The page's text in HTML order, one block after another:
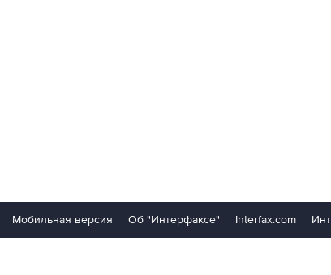
Мобильная версия Об "Интерфаксе" Interfax.com